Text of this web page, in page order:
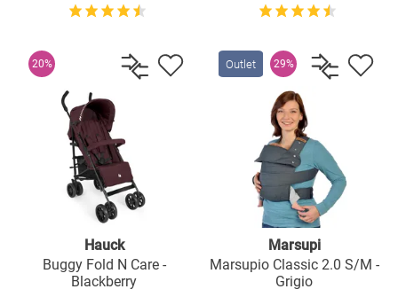
20%
Hauck
Buggy Fold N Care -
Blackberry
Outlet 29%
Marsupi
Marsupio Classic 2.0 S/M -
Grigio